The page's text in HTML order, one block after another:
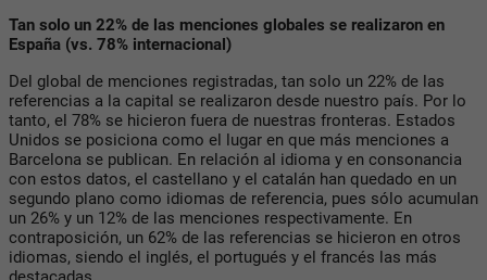
Tan solo un 22% de las menciones globales se realizaron en
España (vs. 78% internacional)
Del global de menciones registradas, tan solo un 22% de las
referencias a la capital se realizaron desde nuestro país. Por lo
tanto, el 78% se hicieron fuera de nuestras fronteras. Estados
Unidos se posiciona como el lugar en que más menciones a
Barcelona se publican. En relación al idioma y en consonancia
con estos datos, el castellano y el catalán han quedado en un
segundo plano como idiomas de referencia, pues sólo acumulan
un 26% y un 12% de las menciones respectivamente. En
contraposición, un 62% de las referencias se hicieron en otros
idiomas, siendo el inglés, el portugués y el francés las más